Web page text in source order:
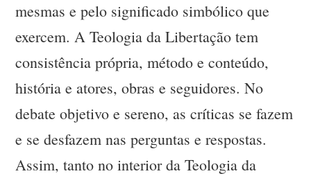
mesmas e pelo significado simbólico que
exercem. A Teologia da Libertação tem
consistência própria, método e conteúdo,
história e atores, obras e seguidores. No
debate objetivo e sereno, as críticas se fazem
e se desfazem nas perguntas e respostas.
Assim, tanto no interior da Teologia da